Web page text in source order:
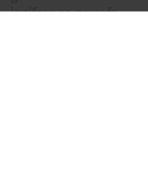
legifrance.gouv.fr